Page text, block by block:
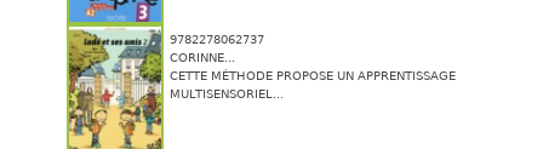
9782278062737
CORINNE...
CETTE MÉTHODE PROPOSE UN APPRENTISSAGE
MULTISENSORIEL...